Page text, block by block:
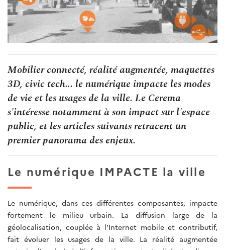
Mobilier connecté, réalité augmentée, maquettes
3D, civic tech... le numérique impacte les modes
de vie et les usages de la ville. Le Cerema
s'intéresse notamment à son impact sur l'espace
public, et les articles suivants retracent un
premier panorama des enjeux.
Le numérique IMPACTE la ville
Le numérique, dans ces différentes composantes, impacte
fortement le milieu urbain. La diffusion large de la
géolocalisation, couplée à l'Internet mobile et contributif,
fait évoluer les usages de la ville. La réalité augmentée